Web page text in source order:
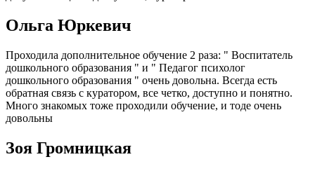
Ольга Юркевич
Проходила дополнительное обучение 2 раза: " Воспитатель
дошкольного образования " и " Педагог психолог
дошкольного образования " очень довольна. Всегда есть
обратная связь с куратором, все четко, доступно и понятно.
Много знакомых тоже проходили обучение, и тоде очень
довольны
Зоя Громницкая